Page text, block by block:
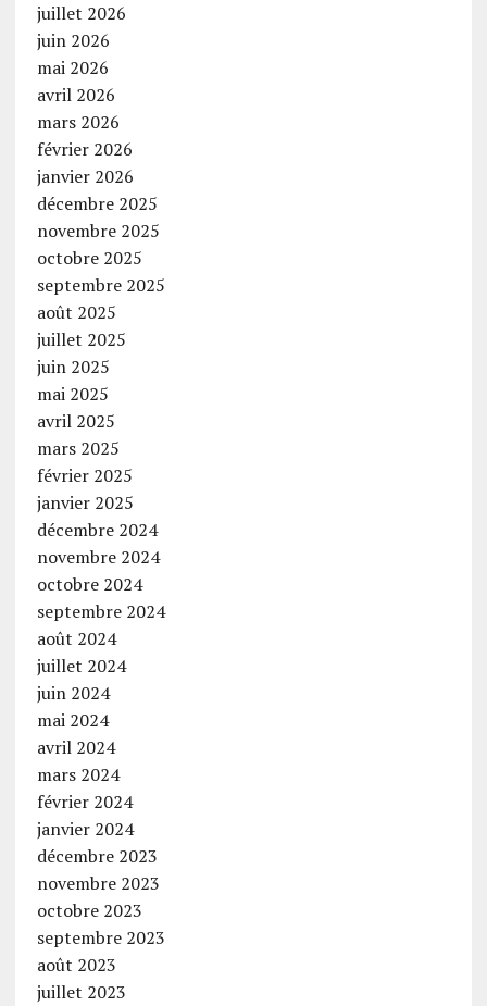
juillet 2026
juin 2026
mai 2026
avril 2026
mars 2026
février 2026
janvier 2026
décembre 2025
novembre 2025
octobre 2025
septembre 2025
août 2025
juillet 2025
juin 2025
mai 2025
avril 2025
mars 2025
février 2025
janvier 2025
décembre 2024
novembre 2024
octobre 2024
septembre 2024
août 2024
juillet 2024
juin 2024
mai 2024
avril 2024
mars 2024
février 2024
janvier 2024
décembre 2023
novembre 2023
octobre 2023
septembre 2023
août 2023
juillet 2023